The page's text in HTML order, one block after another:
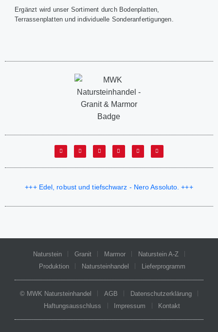
Ergänzt wird unser Sortiment durch Bodenplatten,
Terrassenplatten und individuelle Sonderanfertigungen.
+++ Edel, robust und tiefschwarz - Nero Assoluto. +++
Naturstein Granit Marmor
Naturstein A-Z
Produktion
Natursteinhandel Lieferprogramm
© MWK Natursteinhandel AGB
Datenschutzerklärung
Haftungsausschluss
Impressum Kontakt